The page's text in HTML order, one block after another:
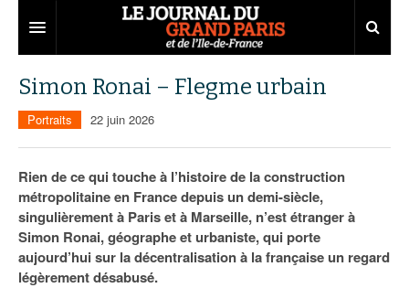
Territoires
Aménagement
Collectivités
Institutions
Services urbains
Entreprises
Développement économique
Emploi
Attractivité
Départements
75
77
Carnet
Nominations
Les Assises du Grand Paris
Simon Ronai – Flegme urbain
Portraits 22 juin 2026
Rien de ce qui touche à l’histoire de la construction
métropolitaine en France depuis un demi-siècle,
singulièrement à Paris et à Marseille, n’est étranger à
Simon Ronai, géographe et urbaniste, qui porte
aujourd’hui sur la décentralisation à la française un regard
légèrement désabusé.